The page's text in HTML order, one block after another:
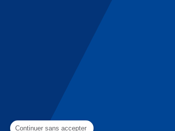
Continuer sans accepter